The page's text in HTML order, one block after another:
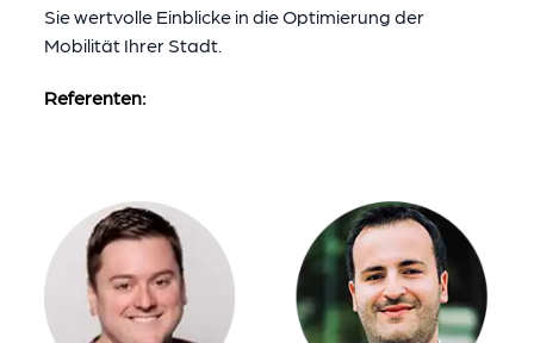
Sie wertvolle Einblicke in die Optimierung der
Mobilität Ihrer Stadt.
Referenten: